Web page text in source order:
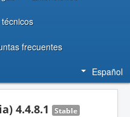
frecuentes
Español
4.4.8.1 Stable